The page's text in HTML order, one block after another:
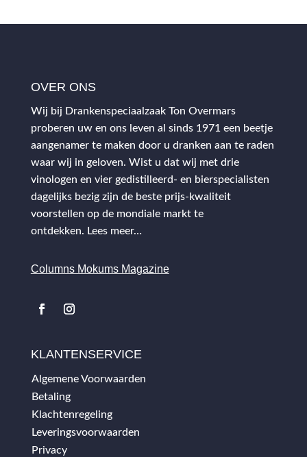
OVER ONS
Wij bij Drankenspeciaalzaak Ton Overmars
proberen uw en ons leven al sinds 1971 een beetje
aangenamer te maken door u dranken aan te raden
waar wij in geloven. Wist u dat wij met drie
vinologen en vier gedistilleerd- en bierspecialisten
dagelijks bezig zijn de beste prijs-kwaliteit
voorstellen op de mondiale markt te
ontdekken. Lees meer…
Columns Mokums Magazine
KLANTENSERVICE
Algemene Voorwaarden
Betaling
Klachtenregeling
Leveringsvoorwaarden
Privacy